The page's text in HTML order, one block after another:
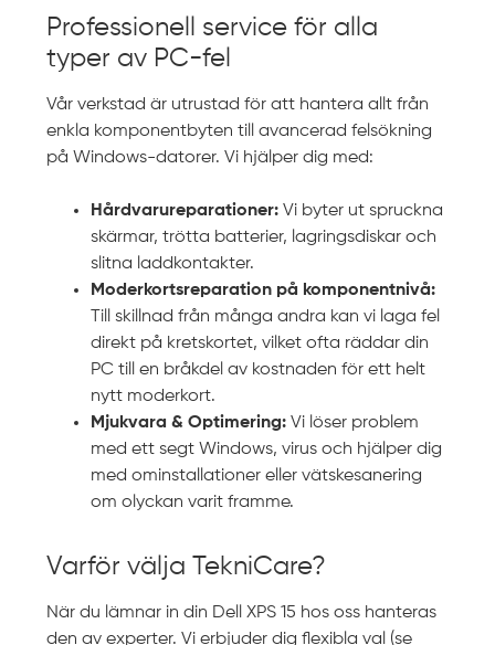
Professionell service för alla
typer av PC-fel
Vår verkstad är utrustad för att hantera allt från
enkla komponentbyten till avancerad felsökning
på Windows-datorer. Vi hjälper dig med:
Hårdvarureparationer: Vi byter ut spruckna
skärmar, trötta batterier, lagringsdiskar och
slitna laddkontakter.
Moderkortsreparation på komponentnivå:
Till skillnad från många andra kan vi laga fel
direkt på kretskortet, vilket ofta räddar din
PC till en bråkdel av kostnaden för ett helt
nytt moderkort.
Mjukvara & Optimering: Vi löser problem
med ett segt Windows, virus och hjälper dig
med ominstallationer eller vätskesanering
om olyckan varit framme.
Varför välja TekniCare?
När du lämnar in din Dell XPS 15 hos oss hanteras
den av experter. Vi erbjuder dig flexibla val (se